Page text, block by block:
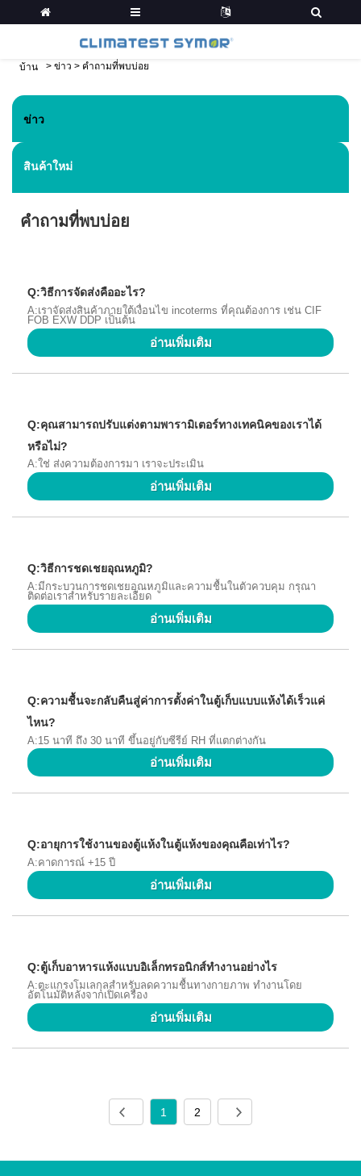
บ้าน > ข่าว > คำถามที่พบบ่อย
ข่าว
สินค้าใหม่
คำถามที่พบบ่อย
Q:วิธีการจัดส่งคืออะไร?
A:เราจัดส่งสินค้าภายใต้เงื่อนไข incoterms ที่คุณต้องการ เช่น CIF
FOB EXW DDP เป็นต้น
อ่านเพิ่มเติม
Q:คุณสามารถปรับแต่งตามพารามิเตอร์ทางเทคนิคของเราได้
หรือไม่?
A:ใช่ ส่งความต้องการมา เราจะประเมิน
อ่านเพิ่มเติม
Q:วิธีการชดเชยอุณหภูมิ?
A:มีกระบวนการชดเชยอุณหภูมิและความชื้นในตัวควบคุม กรุณา
ติดต่อเราสำหรับรายละเอียด
อ่านเพิ่มเติม
Q:ความชื้นจะกลับคืนสู่ค่าการตั้งค่าในตู้เก็บแบบแห้งได้เร็วแค่
ไหน?
A:15 นาที ถึง 30 นาที ขึ้นอยู่กับซีรีย์ RH ที่แตกต่างกัน
อ่านเพิ่มเติม
Q:อายุการใช้งานของตู้แห้งในตู้แห้งของคุณคือเท่าไร?
A:คาดการณ์ +15 ปี
อ่านเพิ่มเติม
Q:ตู้เก็บอาหารแห้งแบบอิเล็กทรอนิกส์ทำงานอย่างไร
A:ตะแกรงโมเลกุลสำหรับลดความชื้นทางกายภาพ ทำงานโดย
อัตโนมัติหลังจากเปิดเครื่อง
อ่านเพิ่มเติม
1 2